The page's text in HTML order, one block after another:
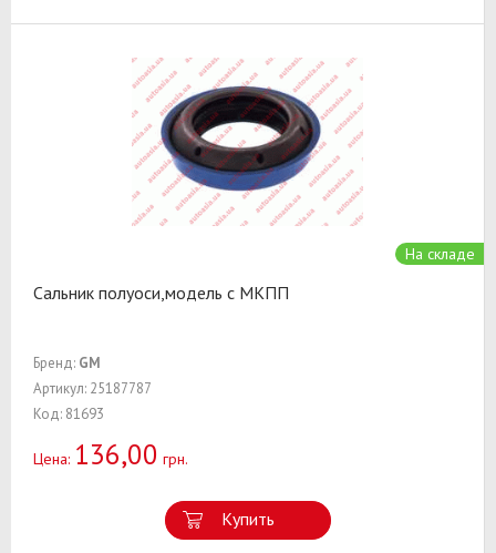
На складе
Сальник полуоси,модель с МКПП
Бренд: GM
Артикул: 25187787
Код: 81693
Цена: 136,00 грн.
Купить